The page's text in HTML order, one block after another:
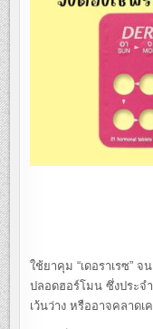
ใช้ยาคุม “เดอราเรซ” จ
ปลอดฮอร์โมน ซึ่งประจ
เว้นว่าง หรืออาจคลาดเ